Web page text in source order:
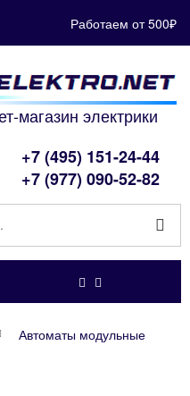
Работаем от 500₽
магазин электрики
+7 (495) 151-24-44
+7 (977) 090-52-82
Автоматы модульные